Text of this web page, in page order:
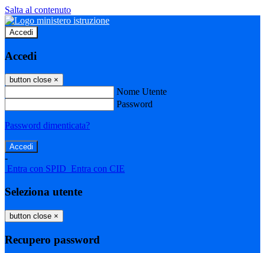
Salta al contenuto
Accedi
Accedi
button close ×
Nome Utente
Password
Password dimenticata?
-
Entra con SPID Entra con CIE
Seleziona utente
button close ×
Recupero password